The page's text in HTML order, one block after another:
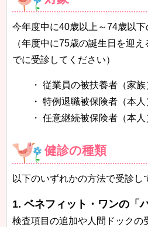
今年度中に40歳以上～74歳以下
（年度中に75歳の誕生日を迎
でに受診してください）
・ 従業員の被扶養者（家族
・ 特例退職被保険者（本
・ 任意継続被保険者（本
健診の種類
以下のいずれかの方法で受診し
1. ベネフィット・ワンの「
検査項目の追加や人間ドックの